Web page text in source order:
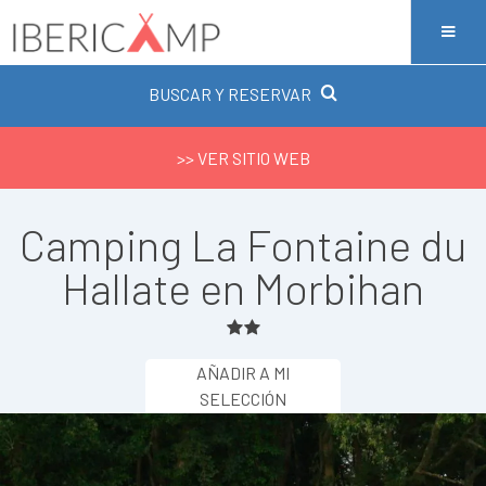
BUSCAR Y RESERVAR
>> VER SITIO WEB
Camping La Fontaine du
Hallate en Morbihan
AÑADIR A MI
SELECCIÓN